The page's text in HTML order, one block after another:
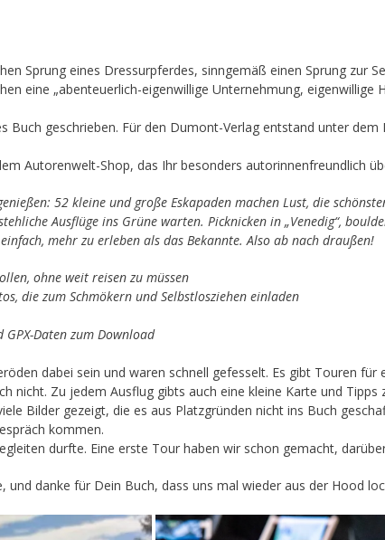
Sprung eines Dressurpferdes, sinngemäß einen Sprung zur
eine „abenteuerlich-eigenwillige Unternehmung, eigenwillige
Buch geschrieben. Für den Dumont-Verlag entstand unter dem
Autorenwelt-Shop, das Ihr besonders autorinnenfreundlich
52 kleine und große Eskapaden machen Lust, die
Ausflüge ins Grüne warten. Picknicken in „Venedig“,
mehr zu erleben als das Bekannte. Also ab nach draußen!
ohne weit reisen zu müssen
die zum Schmökern und Selbstlosziehen einladen
Daten zum Download
dabei sein und waren schnell gefesselt. Es gibt Touren
nicht. Zu jedem Ausflug gibts auch eine kleine Karte und
Bilder gezeigt, die es aus Platzgründen nicht ins Buch
kommen.
durfte. Eine erste Tour haben wir schon gemacht,
und danke für Dein Buch, dass uns mal wieder aus der Hood